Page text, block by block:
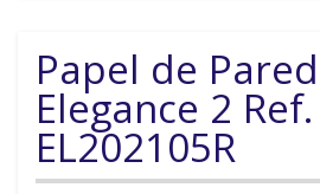
Papel de
Elegance 2 Ref.
EL202105R